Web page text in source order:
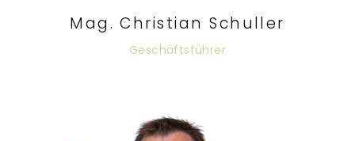
Mag. Christian Schuller
Geschäftsführer